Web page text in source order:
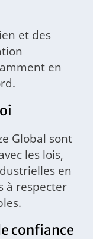
et des
en
Global sont
les lois,
en
à respecter
confiance